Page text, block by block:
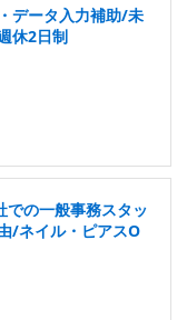
データ入力補助/未
休2日制
での一般事務スタッ
/ネイル・ピアスO